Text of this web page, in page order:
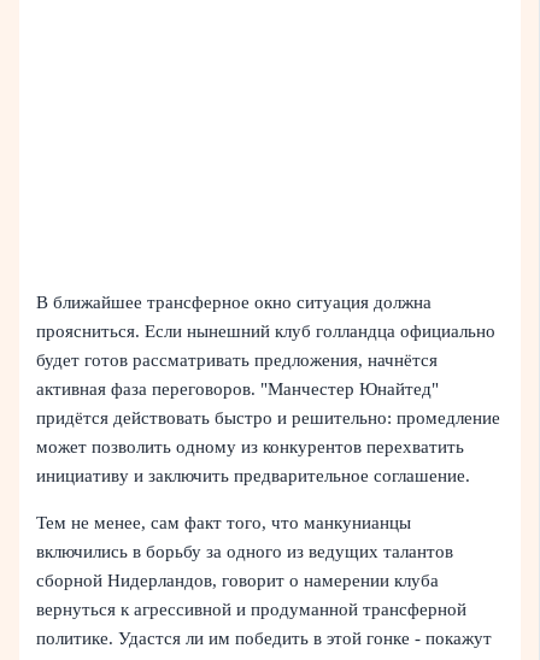
В ближайшее трансферное окно ситуация должна
проясниться. Если нынешний клуб голландца официально
будет готов рассматривать предложения, начнётся
активная фаза переговоров. "Манчестер Юнайтед"
придётся действовать быстро и решительно: промедление
может позволить одному из конкурентов перехватить
инициативу и заключить предварительное соглашение.
Тем не менее, сам факт того, что манкунианцы
включились в борьбу за одного из ведущих талантов
сборной Нидерландов, говорит о намерении клуба
вернуться к агрессивной и продуманной трансферной
политике. Удастся ли им победить в этой гонке - покажут